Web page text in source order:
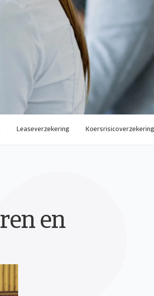
Leaseverzekering Koersrisicoverzekering
en